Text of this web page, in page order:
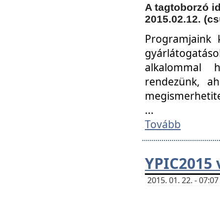
A tagtoborzó
2015.02.12.
Programjaink
alkalommal
rendezünk,
...
Tovább
YPIC2015
2015. 01. 22. -